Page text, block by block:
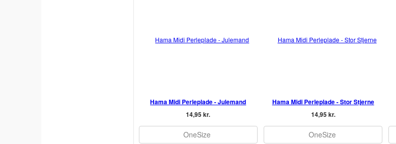
Hama Midi Perleplade - Julemand
14,95 kr.
OneSize
Hama Midi Perleplade - Stor Stjerne
14,95 kr.
OneSize